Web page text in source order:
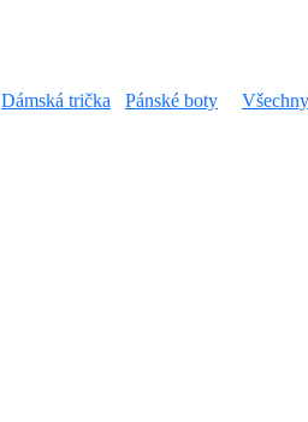
Dámská trička Pánské boty